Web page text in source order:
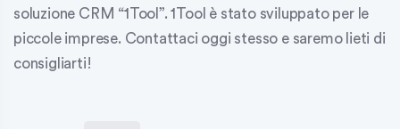
soluzione CRM “1Tool”. 1Tool è stato sviluppato per le
piccole imprese. Contattaci oggi stesso e saremo lieti di
consigliarti!